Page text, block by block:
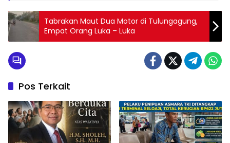
Tabrakan Maut Dua Motor di Tulungagung,
Empat Orang Luka – Luka
Pos Terkait